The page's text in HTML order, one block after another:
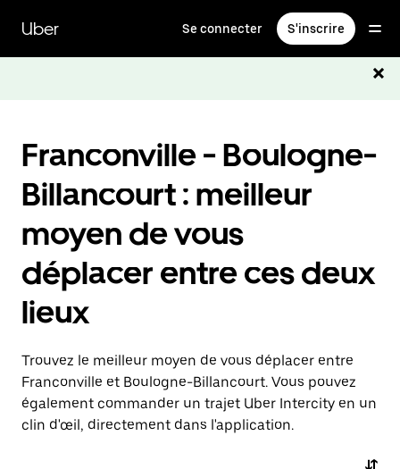
contenu
principal
Uber Se connecter S'inscrire
Franconville - Boulogne-
Billancourt : meilleur
moyen de vous
déplacer entre ces deux
lieux
Trouvez le meilleur moyen de vous déplacer entre
Franconville et Boulogne-Billancourt. Vous pouvez
également commander un trajet Uber Intercity en un
clin d'œil, directement dans l'application.